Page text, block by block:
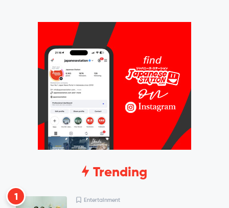
Trending
1 Entertainment